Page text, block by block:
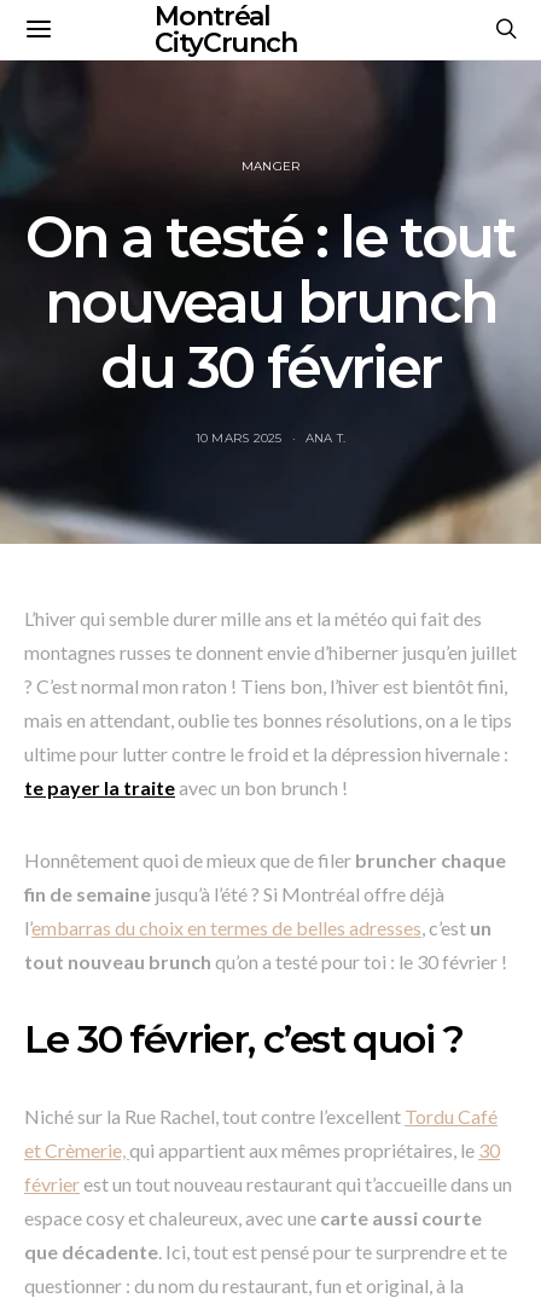
Montréal
CityCrunch
MANGER
On a testé : le tout
nouveau brunch
du 30 février
10 MARS 2025 ANA T.
L’hiver qui semble durer mille ans et la météo qui fait des
montagnes russes te donnent envie d’hiberner jusqu’en juillet
? C’est normal mon raton ! Tiens bon, l’hiver est bientôt fini,
mais en attendant, oublie tes bonnes résolutions, on a le tips
ultime pour lutter contre le froid et la dépression hivernale :
te payer la traiteavec un bon brunch !
Honnêtement quoi de mieux que de filer bruncher chaque
fin de semaine jusqu’à l’été ? Si Montréal offre déjà
l’embarras du choix en termes de belles adresses, c’est un
tout nouveau brunch qu’on a testé pour toi : le 30 février !
Le 30 février, c’est quoi ?
Niché sur la Rue Rachel, tout contre l’excellent Tordu Café
et Crèmerie,qui appartient aux mêmes propriétaires, le 30
févrierest un tout nouveau restaurant qui t’accueille dans un
espace cosy et chaleureux, avec une carte aussi courte
que décadente. Ici, tout est pensé pour te surprendre et te
questionner : du nom du restaurant, fun et original, à la